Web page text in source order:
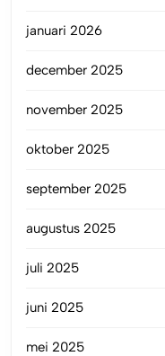
januari 2026
december 2025
november 2025
oktober 2025
september 2025
augustus 2025
juli 2025
juni 2025
mei 2025